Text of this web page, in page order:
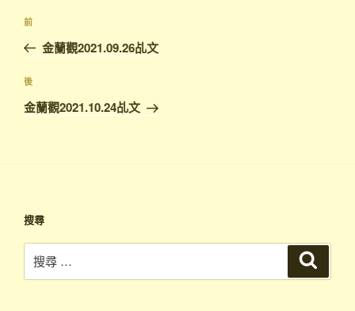
文
導
覽
上
一
篇
文
章
前
金蘭觀2021.09.26乩文
下
篇
文
後
金蘭觀2021.10.24乩文
搜尋
尋：